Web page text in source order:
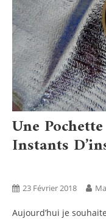
Une
Instants
23 Février 2018
Aujourd’hui je